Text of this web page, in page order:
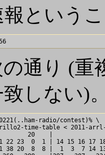
という
通り (重
しない)
radio/contest)% \
time-table < 2011-arrl-
20    |
22 23  0  1 | 14 15 16 17
38 20  8  8 |  1  3  7 14